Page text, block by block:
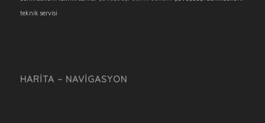
teknik servisi
HARITA – NAVIGASYON